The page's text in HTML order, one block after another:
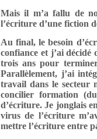
Mais il m’a fallu de
l’écriture d’une fiction
Au final, le besoin
confiance et j’ai décidé
trois ans pour
Parallèlement, j’ai
travail dans le secteur
concilier formation
d’écriture. Je jonglais
virus de l’écriture
mettre l’écriture entre